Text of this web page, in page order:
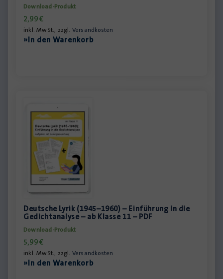
Download-Produkt
2,99€
inkl. MwSt., zzgl. Versandkosten
»In den Warenkorb
Deutsche Lyrik (1945–1960) – Einführung in die
Gedichtanalyse – ab Klasse 11 – PDF
Download-Produkt
5,99€
inkl. MwSt., zzgl. Versandkosten
»In den Warenkorb